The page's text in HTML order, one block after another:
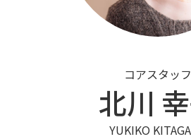
コアスタッフ
北川
YUKIKO